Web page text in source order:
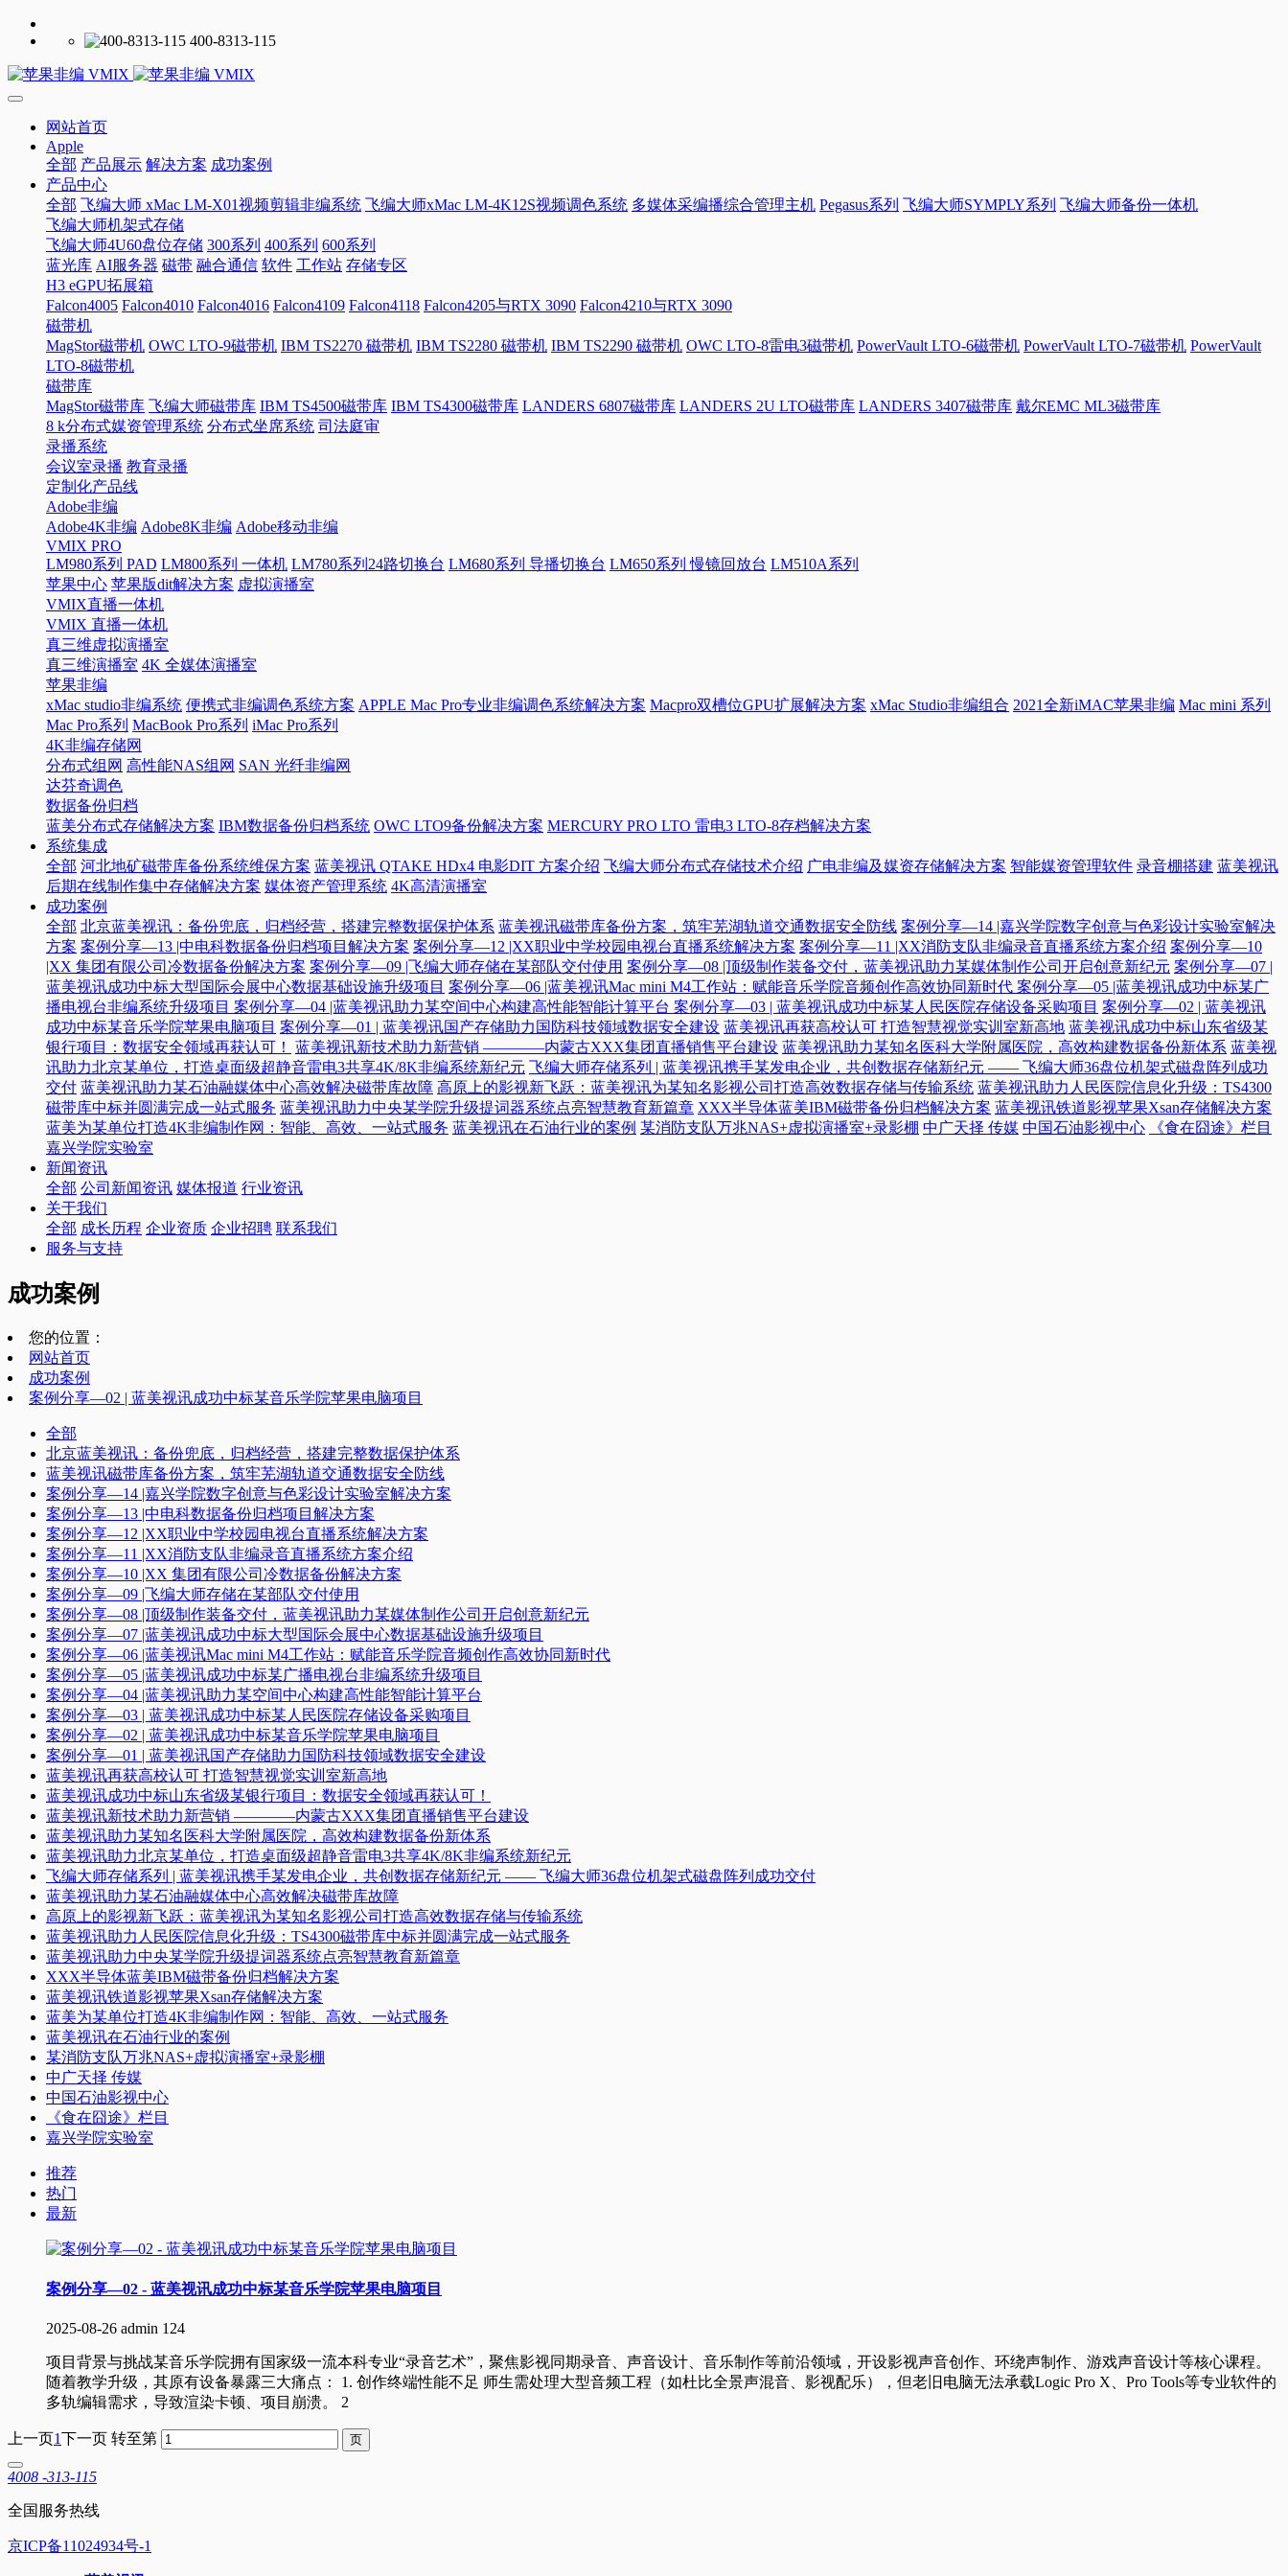
400-8313-115
网站首页
Apple
全部 产品展示 解决方案 成功案例
产品中心
全部 飞编大师 xMac LM-X01视频剪辑非编系统 飞编大师xMac LM-4K12S视频调色系统 多媒体采编播综合管理主机 Pegasus系列 飞编大师SYMPLY系列 飞编大师备份一体机
飞编大师机架式存储
飞编大师4U60盘位存储 300系列 400系列 600系列
蓝光库 AI服务器 磁带 融合通信 软件 工作站 存储专区
H3 eGPU拓展箱
Falcon4005 Falcon4010 Falcon4016 Falcon4109 Falcon4118 Falcon4205与RTX 3090 Falcon4210与RTX 3090
磁带机
MagStor磁带机 OWC LTO-9磁带机 IBM TS2270 磁带机 IBM TS2280 磁带机 IBM TS2290 磁带机 OWC LTO-8雷电3磁带机 PowerVault LTO-6磁带机 PowerVault LTO-7磁带机 PowerVault
LTO-8磁带机
磁带库
MagStor磁带库 飞编大师磁带库 IBM TS4500磁带库 IBM TS4300磁带库 LANDERS 6807磁带库 LANDERS 2U LTO磁带库 LANDERS 3407磁带库 戴尔EMC ML3磁带库
8 k分布式媒资管理系统 分布式坐席系统 司法庭审
录播系统
会议室录播 教育录播
定制化产品线
Adobe非编
Adobe4K非编 Adobe8K非编 Adobe移动非编
VMIX PRO
LM980系列 PAD LM800系列 一体机 LM780系列24路切换台 LM680系列 导播切换台 LM650系列 慢镜回放台 LM510A系列
苹果中心 苹果版dit解决方案 虚拟演播室
VMIX直播一体机
VMIX 直播一体机
真三维虚拟演播室
真三维演播室 4K 全媒体演播室
苹果非编
xMac studio非编系统 便携式非编调色系统方案 APPLE Mac Pro专业非编调色系统解决方案 Macpro双槽位GPU扩展解决方案 xMac Studio非编组合 2021全新iMAC苹果非编 Mac mini 系列
Mac Pro系列 MacBook Pro系列 iMac Pro系列
4K非编存储网
分布式组网 高性能NAS组网 SAN 光纤非编网
达芬奇调色
数据备份归档
蓝美分布式存储解决方案 IBM数据备份归档系统 OWC LTO9备份解决方案 MERCURY PRO LTO 雷电3 LTO-8存档解决方案
系统集成
全部 河北地矿磁带库备份系统维保方案 蓝美视讯 QTAKE HDx4 电影DIT 方案介绍 飞编大师分布式存储技术介绍 广电非编及媒资存储解决方案 智能媒资管理软件 录音棚搭建 蓝美视讯
后期在线制作集中存储解决方案 媒体资产管理系统 4K高清演播室
成功案例
全部 北京蓝美视讯：备份兜底，归档经营，搭建完整数据保护体系 蓝美视讯磁带库备份方案，筑牢芜湖轨道交通数据安全防线 案例分享—14 |嘉兴学院数字创意与色彩设计实验室解决
方案 案例分享—13 |中电科数据备份归档项目解决方案 案例分享—12 |XX职业中学校园电视台直播系统解决方案 案例分享—11 |XX消防支队非编录音直播系统方案介绍 案例分享—10
|XX 集团有限公司冷数据备份解决方案 案例分享—09 |飞编大师存储在某部队交付使用 案例分享—08 |顶级制作装备交付，蓝美视讯助力某媒体制作公司开启创意新纪元 案例分享—07 |
蓝美视讯成功中标大型国际会展中心数据基础设施升级项目 案例分享—06 |蓝美视讯Mac mini M4工作站：赋能音乐学院音频创作高效协同新时代​ 案例分享—05 |蓝美视讯成功中标某广
播电视台非编系统升级项目​ 案例分享—04 |蓝美视讯助力某空间中心构建高性能智能计算平台​ 案例分享—03 | 蓝美视讯成功中标某人民医院存储设备采购项目 案例分享—02 | 蓝美视讯
成功中标某音乐学院苹果电脑项目 案例分享—01 | 蓝美视讯国产存储助力国防科技领域数据安全建设 蓝美视讯再获高校认可 打造智慧视觉实训室新高地 蓝美视讯成功中标山东省级某
银行项目：数据安全领域再获认可！
蓝美视讯新技术助力新营销 ————内蒙古XXX集团直播销售平台建设 蓝美视讯助力某知名医科大学附属医院，高效构建数据备份新体系 蓝美视
讯助力北京某单位，打造桌面级超静音雷电3共享4K/8K非编系统新纪元 飞编大师存储系列 | 蓝美视讯携手某发电企业，共创数据存储新纪元 —— 飞编大师36盘位机架式磁盘阵列成功
交付 蓝美视讯助力某石油融媒体中心高效解决磁带库故障 高原上的影视新飞跃：蓝美视讯为某知名影视公司打造高效数据存储与传输系统 蓝美视讯助力人民医院信息化升级：TS4300
磁带库中标并圆满完成一站式服务 蓝美视讯助力中央某学院升级提词器系统点亮智慧教育新篇章 XXX半导体蓝美IBM磁带备份归档解决方案 蓝美视讯铁道影视苹果Xsan存储解决方案
蓝美为某单位打造4K非编制作网：智能、高效、一站式服务 蓝美视讯在石油行业的案例 某消防支队万兆NAS+虚拟演播室+录影棚 中广天择 传媒 中国石油影视中心
《食在囧途》栏目
嘉兴学院实验室
新闻资讯
全部 公司新闻资讯 媒体报道 行业资讯
关于我们
全部 成长历程 企业资质 企业招聘 联系我们
服务与支持
成功案例
您的位置：
网站首页
成功案例
案例分享—02 | 蓝美视讯成功中标某音乐学院苹果电脑项目
全部
北京蓝美视讯：备份兜底，归档经营，搭建完整数据保护体系
蓝美视讯磁带库备份方案，筑牢芜湖轨道交通数据安全防线
案例分享—14 |嘉兴学院数字创意与色彩设计实验室解决方案
案例分享—13 |中电科数据备份归档项目解决方案
案例分享—12 |XX职业中学校园电视台直播系统解决方案
案例分享—11 |XX消防支队非编录音直播系统方案介绍
案例分享—10 |XX 集团有限公司冷数据备份解决方案
案例分享—09 |飞编大师存储在某部队交付使用
案例分享—08 |顶级制作装备交付，蓝美视讯助力某媒体制作公司开启创意新纪元
案例分享—07 |蓝美视讯成功中标大型国际会展中心数据基础设施升级项目
案例分享—06 |蓝美视讯Mac mini M4工作站：赋能音乐学院音频创作高效协同新时代​
案例分享—05 |蓝美视讯成功中标某广播电视台非编系统升级项目​
案例分享—04 |蓝美视讯助力某空间中心构建高性能智能计算平台​
案例分享—03 | 蓝美视讯成功中标某人民医院存储设备采购项目
案例分享—02 | 蓝美视讯成功中标某音乐学院苹果电脑项目
案例分享—01 | 蓝美视讯国产存储助力国防科技领域数据安全建设
蓝美视讯再获高校认可 打造智慧视觉实训室新高地
蓝美视讯成功中标山东省级某银行项目：数据安全领域再获认可！
蓝美视讯新技术助力新营销 ————内蒙古XXX集团直播销售平台建设
蓝美视讯助力某知名医科大学附属医院，高效构建数据备份新体系
蓝美视讯助力北京某单位，打造桌面级超静音雷电3共享4K/8K非编系统新纪元
飞编大师存储系列 | 蓝美视讯携手某发电企业，共创数据存储新纪元 —— 飞编大师36盘位机架式磁盘阵列成功交付
蓝美视讯助力某石油融媒体中心高效解决磁带库故障
高原上的影视新飞跃：蓝美视讯为某知名影视公司打造高效数据存储与传输系统
蓝美视讯助力人民医院信息化升级：TS4300磁带库中标并圆满完成一站式服务
蓝美视讯助力中央某学院升级提词器系统点亮智慧教育新篇章
XXX半导体蓝美IBM磁带备份归档解决方案
蓝美视讯铁道影视苹果Xsan存储解决方案
蓝美为某单位打造4K非编制作网：智能、高效、一站式服务
蓝美视讯在石油行业的案例
某消防支队万兆NAS+虚拟演播室+录影棚
中广天择 传媒
中国石油影视中心
《食在囧途》栏目
嘉兴学院实验室
推荐
热门
最新
案例分享—02 - 蓝美视讯成功中标某音乐学院苹果电脑项目
2025-08-26 admin 124
项目背景与挑战某音乐学院拥有国家级一流本科专业“录音艺术”，聚焦影视同期录音、声音设计、音乐制作等前沿领域，开设影视声音创作、环绕声制作、游戏声音设计等核心课程。
随着教学升级，其原有设备暴露三大痛点： 1. 创作终端性能不足 师生需处理大型音频工程（如杜比全景声混音、影视配乐），但老旧电脑无法承载Logic Pro X、Pro Tools等专业软件的
多轨编辑需求，导致渲染卡顿、项目崩溃。 2
上一页1下一页 转至第
4008 -313-115
全国服务热线
京ICP备11024934号-1